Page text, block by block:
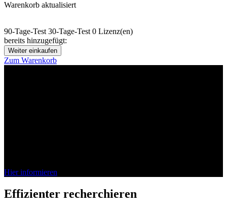
Warenkorb aktualisiert
90-Tage-Test 30-Tage-Test 0 Lizenz(en)
bereits hinzugefügt:
Weiter einkaufen
Zum Warenkorb
Hier informieren
Effizienter recherchieren